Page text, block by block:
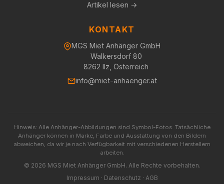
Artikel lesen →
KONTAKT
MGS Miet Anhänger GmbH
Walkersdorf 80
8262 Ilz, Österreich
info@miet-anhaenger.at
Hinweis: Alle Anhänger-Abbildungen sind Symbol-Fotos. Tatsächliche
Anhänger können in Marke, Farbe und Ausstattung von den Bildern
abweichen, da wir je nach Verfügbarkeit mit verschiedenen Herstellern
arbeiten.
© 2026 MGS Miet Anhänger GmbH. Alle Rechte vorbehalten.
Impressum · Datenschutz · AGB